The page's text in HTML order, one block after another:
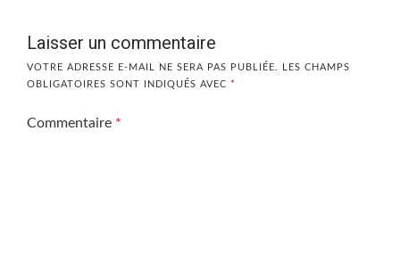
Laisser un commentaire
VOTRE ADRESSE E-MAIL NE SERA PAS PUBLIÉE.
LES CHAMPS
OBLIGATOIRES SONT INDIQUÉS AVEC *
Commentaire *